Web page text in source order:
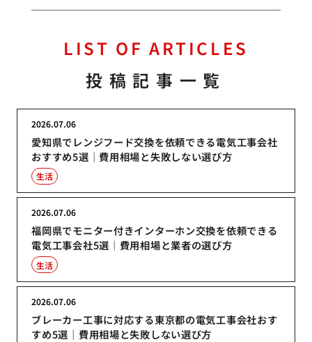
LIST OF ARTICLES
投稿記事一覧
愛知県でレンジフード交換を依頼できる電気工事会社
おすすめ5選｜費用相場と失敗しない選び方
2026.07.06
生活
福岡県でモニター付きインターホン交換を依頼できる
電気工事会社5選｜費用相場と業者の選び方
2026.07.06
生活
ブレーカー工事に対応する東京都の電気工事会社おす
すめ5選｜費用相場と失敗しない選び方
2026.07.06